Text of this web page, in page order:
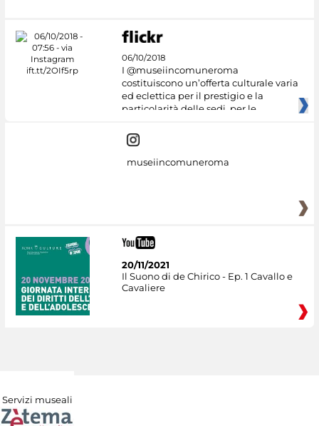
06/10/2018
I @museiincomuneroma
costituiscono un’offerta culturale varia
ed eclettica per il prestigio e la
particolarità delle sedi, per le
museiincomuneroma
20/11/2021
Il Suono di de Chirico - Ep. 1 Cavallo e
Cavaliere
Servizi museali